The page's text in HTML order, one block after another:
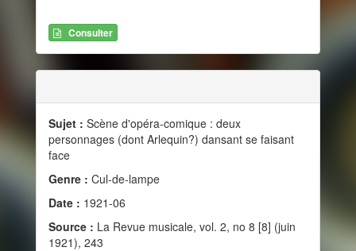
Consulter
Sujet : Scène d'opéra-comique : deux
personnages (dont Arlequin?) dansant se faisant
face
Genre : Cul-de-lampe
Date : 1921-06
Source : La Revue musicale, vol. 2, no 8 [8] (juin
1921), 243